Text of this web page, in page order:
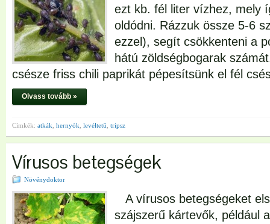
ezt kb. fél liter vízhez, mely
oldódni. Rázzuk össze 5-6
ezzel), segít csökkenteni a
hátú zöldségbogarak
csésze friss chili paprikát pépesítsünk el fél
Olvass tovább »
Címkék: atkák hernyók levéltetű tripsz
Vírusos betegségek
Növénydoktor
A vírusos betegségeket
szájszerű kártevők, például